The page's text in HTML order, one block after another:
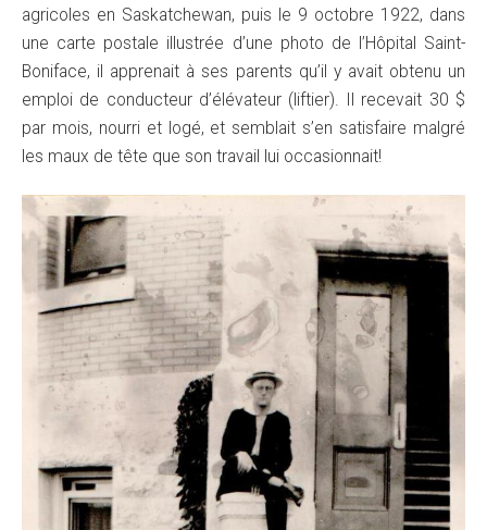
agricoles en Saskatchewan, puis le 9 octobre 1922, dans
une carte postale illustrée d’une photo de l’Hôpital Saint-
Boniface, il apprenait à ses parents qu’il y avait obtenu un
emploi de conducteur d’élévateur (liftier). Il recevait 30 $
par mois, nourri et logé, et semblait s’en satisfaire malgré
les maux de tête que son travail lui occasionnait!